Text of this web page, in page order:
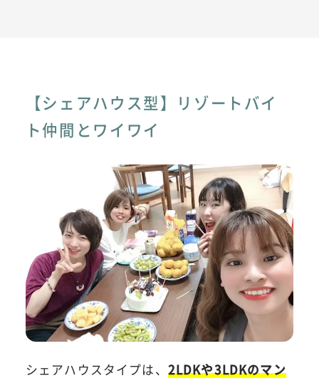
【シェアハウス型】リゾートバイ
ト仲間とワイワイ
シェアハウスタイプは、 2LDKや3LDKのマン